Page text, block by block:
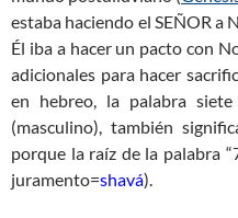
estaba haciendo el SEÑOR a
Él iba a hacer un pacto con
adicionales para hacer
en hebreo, la palabra siete
(masculino), también
porque la raíz de la palabra
juramento=shavá).